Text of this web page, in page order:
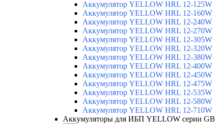
Аккумулятор YELLOW HRL 12-125W
Аккумулятор YELLOW HRL 12-160W
Аккумулятор YELLOW HRL 12-240W
Аккумулятор YELLOW HRL 12-270W
Аккумулятор YELLOW HRL 12-305W
Аккумулятор YELLOW HRL 12-320W
Аккумулятор YELLOW HRL 12-380W
Аккумулятор YELLOW HRL 12-400W
Аккумулятор YELLOW HRL 12-450W
Аккумулятор YELLOW HRL 12-475W
Аккумулятор YELLOW HRL 12-535W
Аккумулятор YELLOW HRL 12-580W
Аккумулятор YELLOW HRL 12-710W
Аккумуляторы для ИБП YELLOW серии GB